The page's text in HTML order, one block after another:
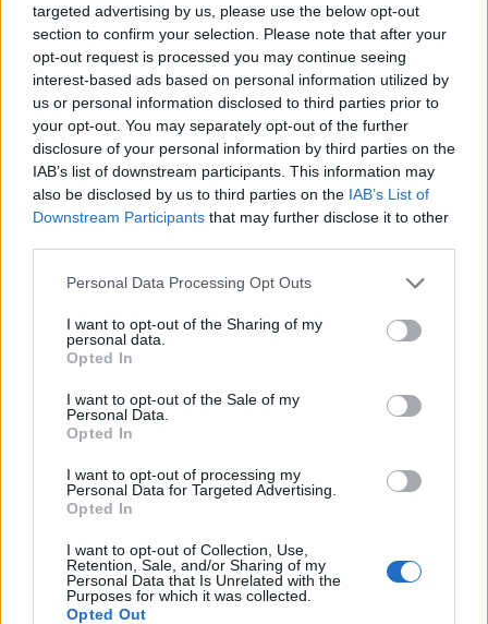
targeted advertising by us, please use the below opt-out
section to confirm your selection. Please note that after your
opt-out request is processed you may continue seeing
interest-based ads based on personal information utilized by
us or personal information disclosed to third parties prior to
your opt-out. You may separately opt-out of the further
disclosure of your personal information by third parties on the
IAB’s list of downstream participants. This information may
also be disclosed by us to third parties on the IAB’s List of
Downstream Participants that may further disclose it to other
Personal Data Processing Opt Outs
I want to opt-out of the Sharing of my
personal data.
Opted In
I want to opt-out of the Sale of my
Personal Data.
Opted In
I want to opt-out of processing my
Personal Data for Targeted Advertising.
Opted In
I want to opt-out of Collection, Use,
Retention, Sale, and/or Sharing of my
Personal Data that Is Unrelated with the
Purposes for which it was collected.
Opted Out
qualcuno bisogna dare la colpa...🤣🤣🤣🤣🤣🤣🤣🤣🤣
🤣
24 Marzo alle ore 07:41
·Ti stimo ·Rispondi
Bugodelsugo:Martin:
1